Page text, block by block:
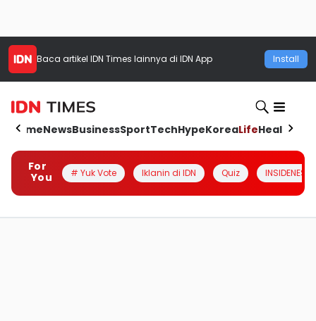
Baca artikel IDN Times lainnya di IDN App Install
HomeNewsBusinessSportTechHypeKoreaLifeHealth
For
You
# Yuk Vote Iklanin di IDN Quiz INSIDENESIA